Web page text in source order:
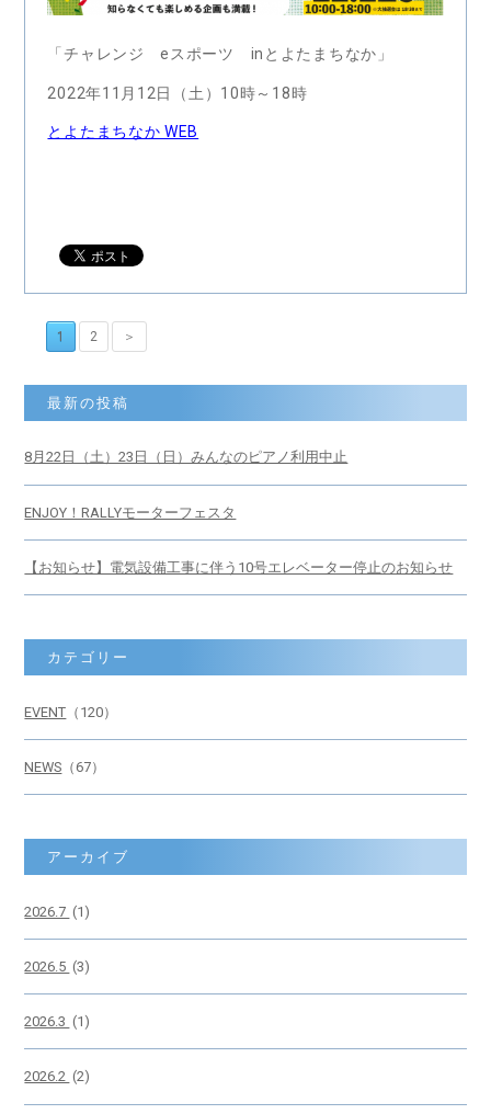
「チャレンジ eスポーツ inとよたまちなか」
2022年11月12日（土）10時～18時
とよたまちなか WEB
1 2 ＞
最新の投稿
8月22日（土）23日（日）みんなのピアノ利用中止
ENJOY！RALLYモーターフェスタ
【お知らせ】電気設備工事に伴う10号エレベーター停止のお知らせ
カテゴリー
EVENT （120）
NEWS （67）
アーカイブ
2026.7 (1)
2026.5 (3)
2026.3 (1)
2026.2 (2)